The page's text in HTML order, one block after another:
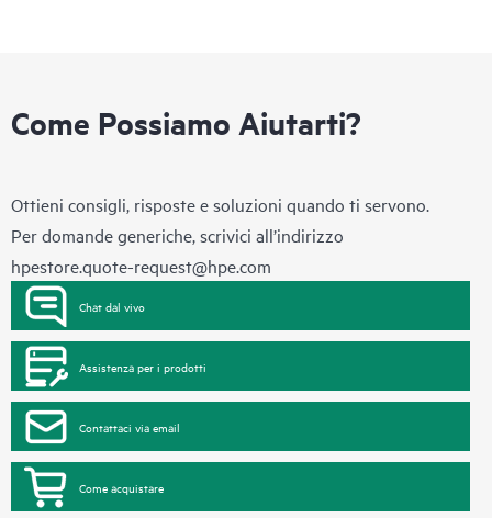
Come Possiamo Aiutarti?
Ottieni consigli, risposte e soluzioni quando ti servono.
Per domande generiche, scrivici all’indirizzo
hpestore.quote-request@hpe.com
Chat dal vivo
Assistenza per i prodotti
Contattaci via email
Come acquistare